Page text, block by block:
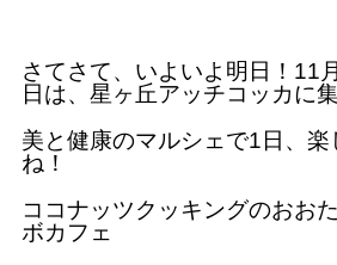
さてさて、いよいよ明日！11
日は、星ヶ丘アッチコッカに集
美と健康のマルシェで1日、
ね！
ココナッツクッキングのおお
ボカフェ